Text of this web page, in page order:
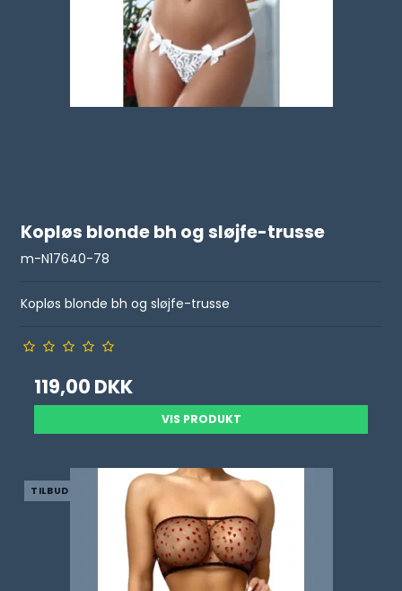
Kopløs blonde bh og sløjfe-trusse
m-N17640-78
Kopløs blonde bh og sløjfe-trusse
119,00 DKK
VIS PRODUKT
TILBUD